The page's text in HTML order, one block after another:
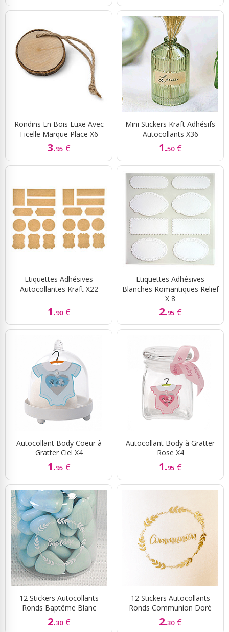
Rondins En Bois Luxe Avec
Ficelle Marque Place X6
3.95 €
Mini Stickers Kraft Adhésifs
Autocollants X36
1.50 €
Etiquettes Adhésives
Autocollantes Kraft X22
1.90 €
Etiquettes Adhésives
Blanches Romantiques Relief
X 8
2.95 €
Autocollant Body Coeur à
Gratter Ciel X4
1.95 €
Autocollant Body à Gratter
Rose X4
1.95 €
12 Stickers Autocollants
Ronds Baptême Blanc
2.30 €
12 Stickers Autocollants
Ronds Communion Doré
2.30 €